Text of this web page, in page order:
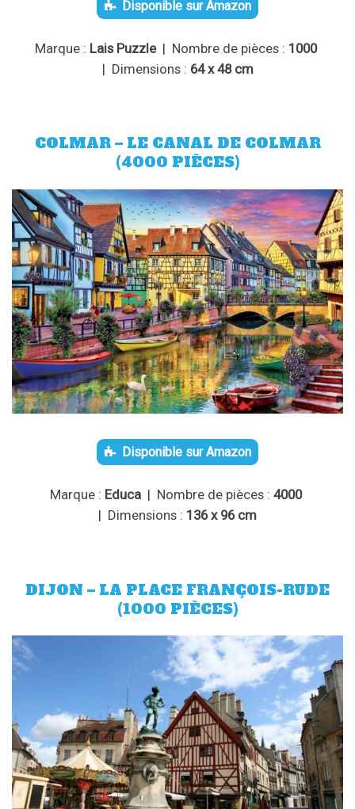
Disponible sur Amazon
Marque : Lais Puzzle| Nombre de pièces : 1000
| Dimensions : 64 x 48 cm
COLMAR – LE CANAL DE COLMAR
(4000 PIÈCES)
Disponible sur Amazon
Marque : Educa | Nombre de pièces : 4000
| Dimensions : 136 x 96 cm
DIJON – LA PLACE FRANÇOIS-RUDE
(1000 PIÈCES)